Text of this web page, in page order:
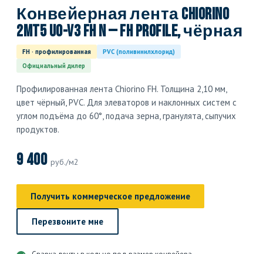
Конвейерная лента Chiorino
2MT5 U0-V3 FH N — FH profile, чёрная
FH · профилированная
PVC (поливинилхлорид)
Официальный дилер
Профилированная лента Chiorino FH. Толщина 2,10 мм,
цвет чёрный, PVC. Для элеваторов и наклонных систем с
углом подъёма до 60°, подача зерна, гранулята, сыпучих
продуктов.
9 400 руб./м2
Получить коммерческое предложение
Перезвоните мне